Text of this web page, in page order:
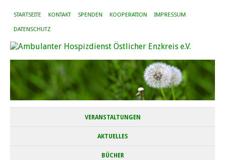
STARTSEITE KONTAKT SPENDEN KOOPERATION IMPRESSUM
DATENSCHUTZ
VERANSTALTUNGEN
AKTUELLES
BÜCHER